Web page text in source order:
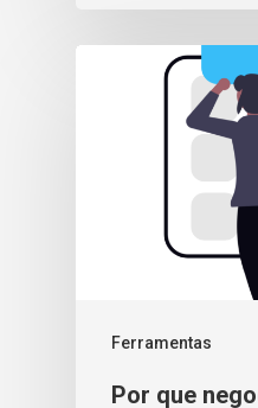
Ferramentas
Por que